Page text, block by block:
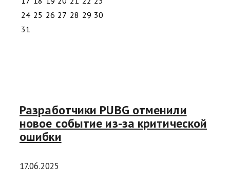
24 25 26 27 28 29 30
31
Разработчики PUBG отменили
новое событие из-за критической
ошибки
17.06.2025